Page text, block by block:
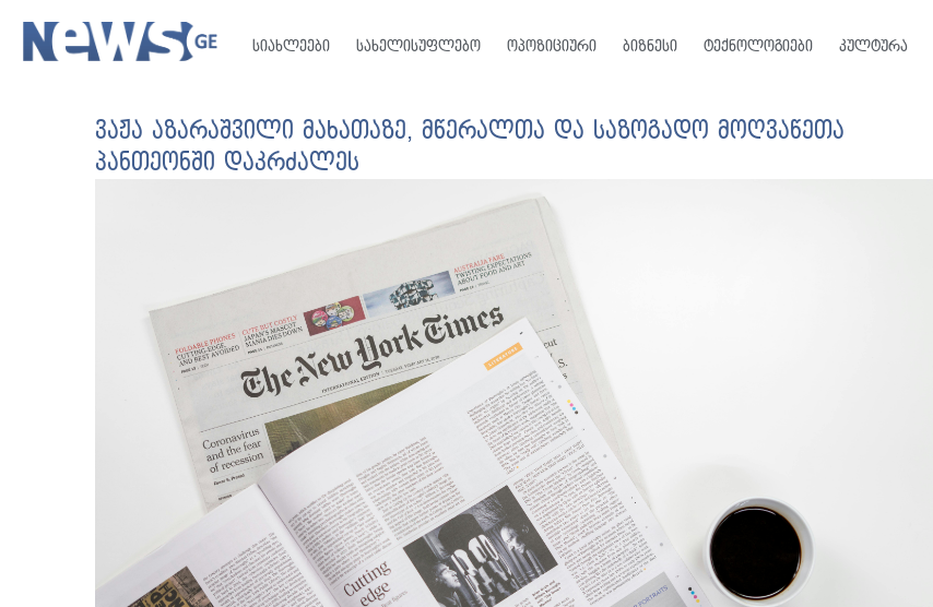
სიახლეები სახელისუფლებო ოპოზიციური ბიზნესი ტექნოლოგიები კულტურა
ვაჟა აზარაშვილი მახათაზე, მწერალთა და საზოგადო მოღვაწეთა
პანთეონში დაკრძალეს